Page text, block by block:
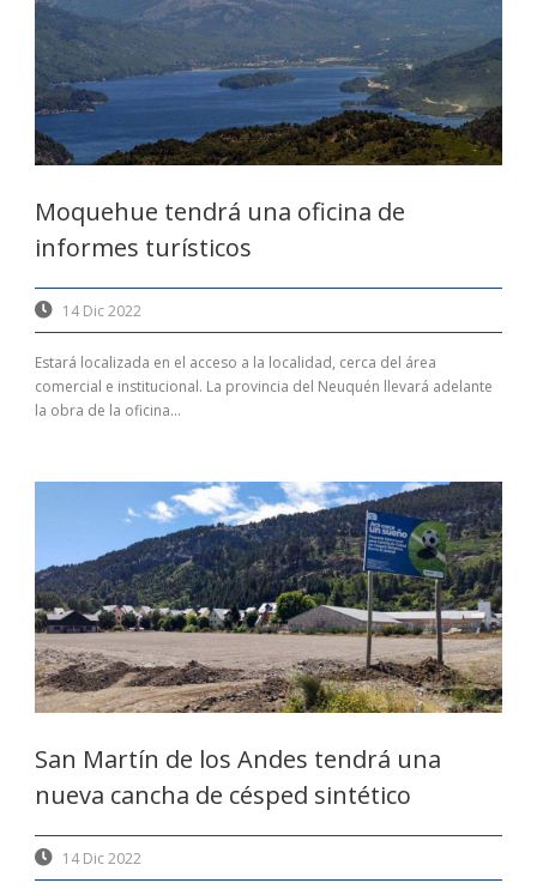
Moquehue tendrá una oficina de
informes turísticos
14 Dic 2022
Estará localizada en el acceso a la localidad, cerca del área
comercial e institucional. La provincia del Neuquén llevará adelante
la obra de la oficina...
San Martín de los Andes tendrá una
nueva cancha de césped sintético
14 Dic 2022